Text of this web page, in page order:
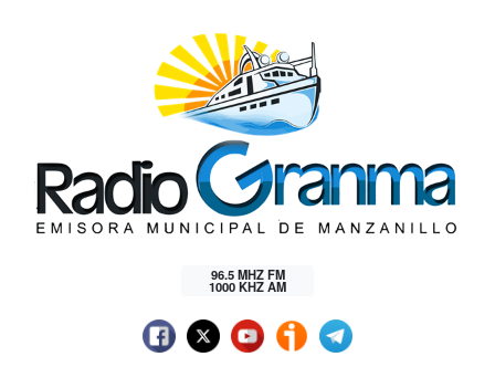
96.5 MHZ FM
1000 KHZ AM